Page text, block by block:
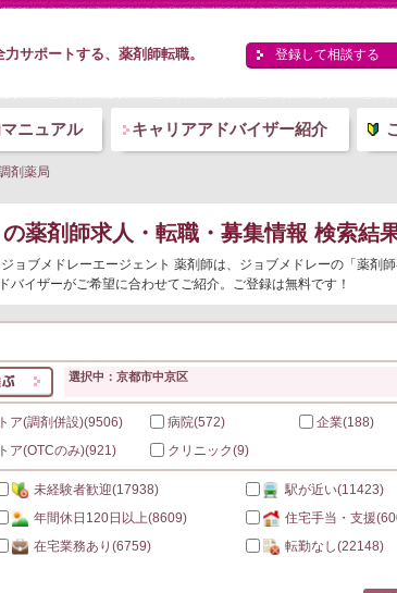
サポートする、薬剤師転職。 登録して相談する
ニュアル キャリアアドバイザー紹介
剤薬局
の薬剤師求人・転職・募集情報 検索結
ョブメドレーエージェント 薬剤師は、ジョブメドレーの「薬剤
イザーがご希望に合わせてご紹介。ご登録は無料です！
選択中：京都市中京区
ア(調剤併設)(9506) 病院(572) 企業(188)
ア(OTCのみ)(921) クリニック(9)
未経験者歓迎(17938) 駅が近い(11423)
年間休日120日以上(8609) 住宅手当・支援
在宅業務あり (6759) 転勤なし(22148)